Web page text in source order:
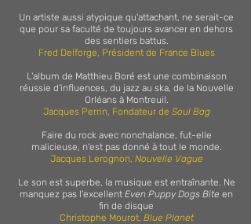
Un artiste aussi atypique qu'attachant, ne serait-ce
que pour sa faculté de toujours avancer en dehors
des sentiers battus.
Fred Delforge, Président de France Blues
L'album de Matthieu Boré est une combinaison
réussie d'influences, du jazz au ska, de la Nouvelle
Orléans à Montreuil.
Jacques Perrin, Fondateur de Soul Bag
Faire du rock avec nonchalance, fut-elle
malicieuse, n'est pas donné à tout le monde.
Jacques Lerognon, Nouvelle Vague
Le son est superbe, la musique est entraînante. Ne
manquez pas l'excellent Even Puppy Dogs Bite en
fin de disque
Christophe Mourot, Blue Planet